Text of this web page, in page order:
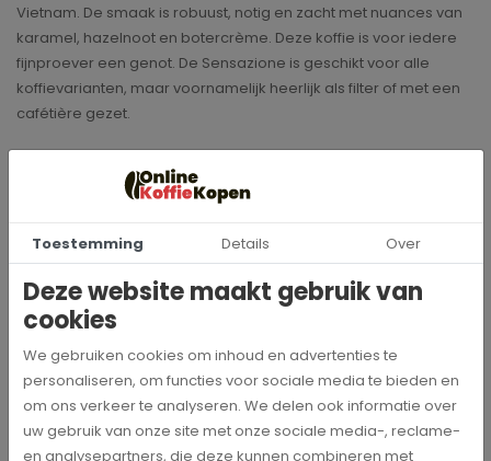
Vietnam. De smaak is robuust, notig en zacht met nuances van
karamel, hazelnoot en botercrème. Deze koffie is voor iedere
fijnproever een genot. De Sensazione is geschikt voor alle
koffievarianten, maar voornamelijk heerlijk als filter of met een
cafétière gezet.
Specificaties
Artikelnummer
Merk
Inhoud 1 kg
Intensiteit
Toestemming Details Over
Deze website maakt gebruik van
cookies
We gebruiken cookies om inhoud en advertenties te
personaliseren, om functies voor sociale media te bieden en
om ons verkeer te analyseren. We delen ook informatie over
uw gebruik van onze site met onze sociale media-, reclame-
en analysepartners, die deze kunnen combineren met